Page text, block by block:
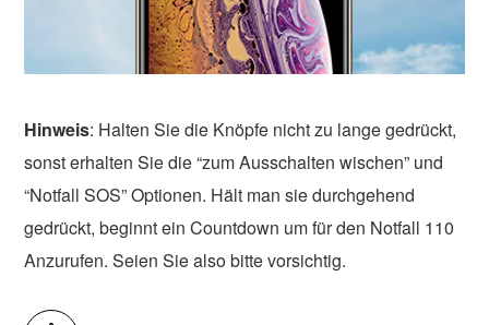
Hinweis: Halten Sie die Knöpfe nicht zu lange gedrückt,
sonst erhalten Sie die “zum Ausschalten wischen” und
“Notfall SOS” Optionen. Hält man sie durchgehend
gedrückt, beginnt ein Countdown um für den Notfall 110
Anzurufen. Seien Sie also bitte vorsichtig.